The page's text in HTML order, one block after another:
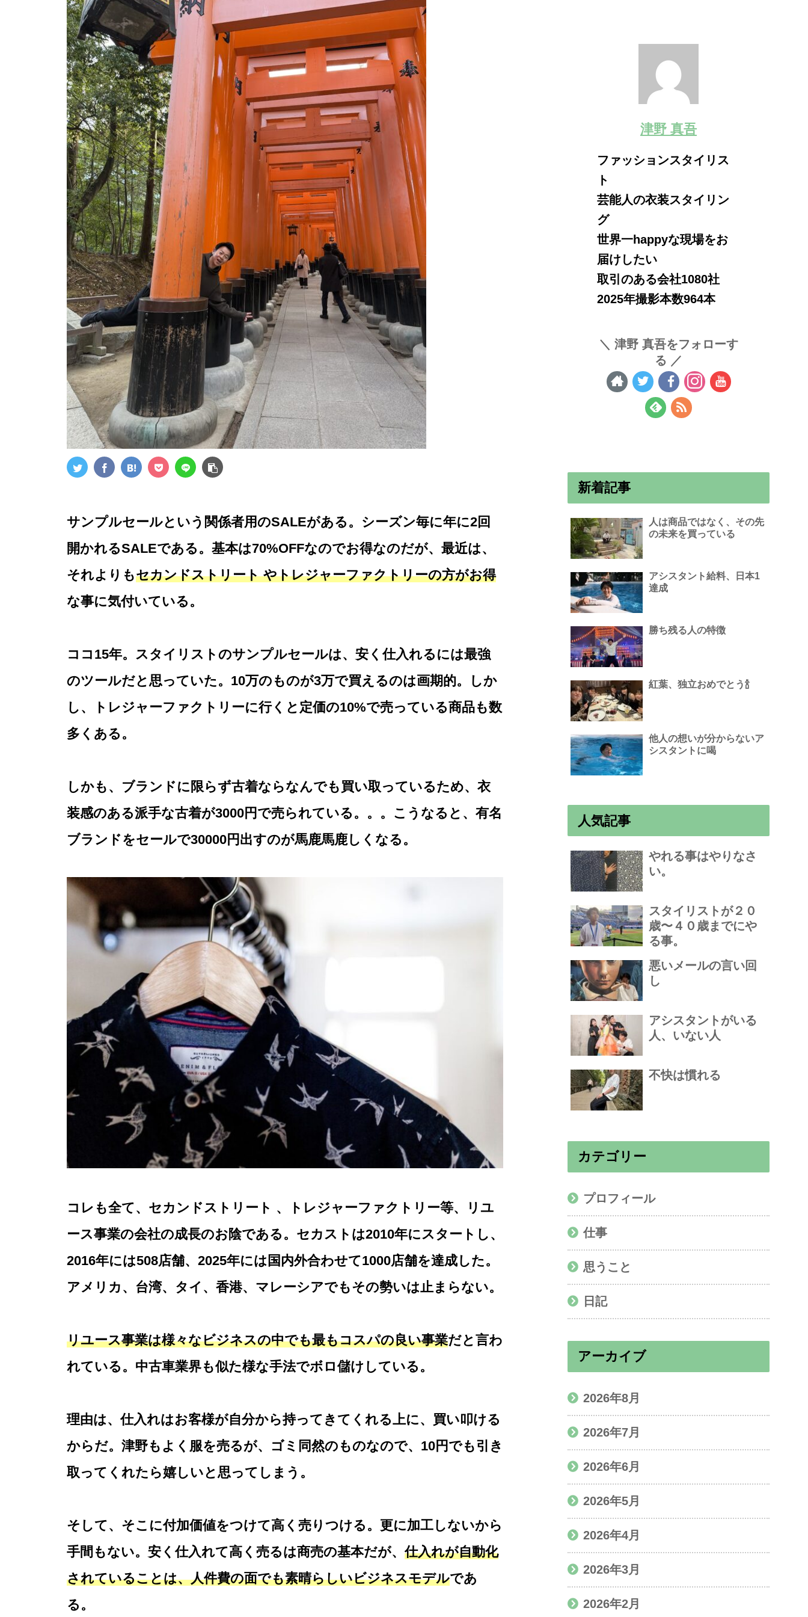
サンプルセールという関係者用のSALEがある。シーズン毎に年に2回
開かれるSALEである。基本は70%OFFなのでお得なのだが、最近は、
それよりもセカンドストリート やトレジャーファクトリーの方がお得
な事に気付いている。
ココ15年。スタイリストのサンプルセールは、安く仕入れるには最強
のツールだと思っていた。10万のものが3万で買えるのは画期的。しか
し、トレジャーファクトリーに行くと定価の10%で売っている商品も数
多くある。
しかも、ブランドに限らず古着ならなんでも買い取っているため、衣
装感のある派手な古着が3000円で売られている。。。こうなると、有名
ブランドをセールで30000円出すのが馬鹿馬鹿しくなる。
コレも全て、セカンドストリート 、トレジャーファクトリー等、リユ
ース事業の会社の成長のお陰である。セカストは2010年にスタートし、
2016年には508店舗、2025年には国内外合わせて1000店舗を達成した。
アメリカ、台湾、タイ、香港、マレーシアでもその勢いは止まらない。
リユース事業は様々なビジネスの中でも最もコスパの良い事業だと言わ
れている。中古車業界も似た様な手法でボロ儲けしている。
理由は、仕入れはお客様が自分から持ってきてくれる上に、買い叩ける
からだ。津野もよく服を売るが、ゴミ同然のものなので、10円でも引き
取ってくれたら嬉しいと思ってしまう。
そして、そこに付加価値をつけて高く売りつける。更に加工しないから
手間もない。安く仕入れて高く売るは商売の基本だが、仕入れが自動化
されていることは、人件費の面でも素晴らしいビジネスモデルであ
る。
津野 真吾
ファッションスタイリス
ト
芸能人の衣装スタイリン
グ
世界一happyな現場をお
届けしたい
取引のある会社1080社
2025年撮影本数964本
津野 真吾をフォローす
る
新着記事
人は商品ではなく、その先
の未来を買っている
アシスタント給料、日本1
達成
勝ち残る人の特徴
紅葉、独立おめでとう🍾
他人の想いが分からないア
シスタントに喝
人気記事
やれる事はやりなさ
い。
スタイリストが２０
歳〜４０歳までにや
る事。
悪いメールの言い回
し
アシスタントがいる
人、いない人
不快は慣れる
カテゴリー
プロフィール
仕事
思うこと
日記
アーカイブ
2026年8月
2026年7月
2026年6月
2026年5月
2026年4月
2026年3月
2026年2月